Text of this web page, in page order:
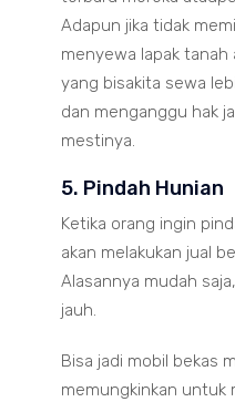
Adapun jika tidak
menyewa lapak
yang bisakita sewa
dan menganggu hak
mestinya.
5. Pindah Hunian
Ketika orang ingin
akan melakukan jual
Alasannya mudah
jauh.
Bisa jadi mobil bekas
memungkinkan untuk